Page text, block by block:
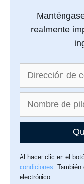
realmente
Al hacer clic en el
condiciones .
electrónico.